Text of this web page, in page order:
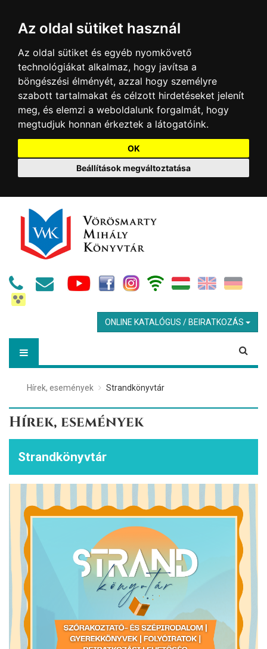
Az oldal sütiket használ
Az oldal sütiket és egyéb nyomkövető
technológiákat alkalmaz, hogy javítsa a
böngészési élményét, azzal hogy személyre
szabott tartalmakat és célzott hirdetéseket jelenít
meg, és elemzi a weboldalunk forgalmát, hogy
megtudjuk honnan érkeztek a látogatóink.
OK
Beállítások megváltoztatása
ONLINE KATALÓGUS / BEIRATKOZÁS
Hírek, események Strandkönyvtár
Hírek, események
Strandkönyvtár